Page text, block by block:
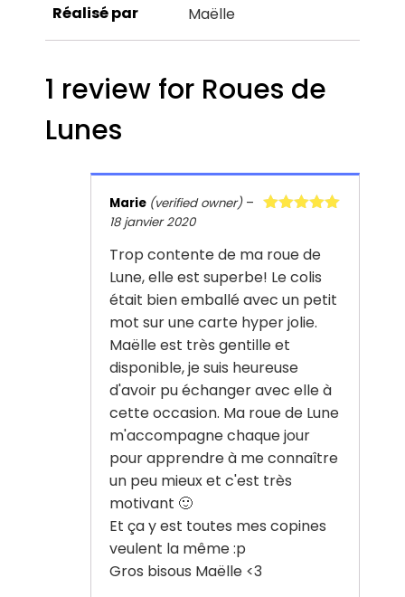
Réalisé par Maëlle
1 review for Roues de
Lunes
Marie (verified owner) –
18 janvier 2020
Trop contente de ma roue de
Lune, elle est superbe! Le colis
était bien emballé avec un petit
mot sur une carte hyper jolie.
Maëlle est très gentille et
disponible, je suis heureuse
d'avoir pu échanger avec elle à
cette occasion. Ma roue de Lune
m'accompagne chaque jour
pour apprendre à me connaître
un peu mieux et c'est très
motivant 🙂
Et ça y est toutes mes copines
veulent la même :p
Gros bisous Maëlle <3